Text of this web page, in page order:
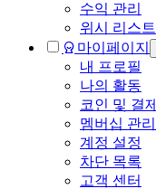
수익 관리
위시 리스트
마이페이지
내 프로필
나의 활동
코인 및 결제
멤버십 관리
계정 설정
차단 목록
고객 센터